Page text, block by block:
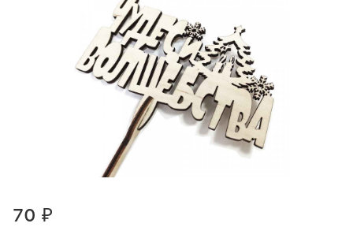
70 ₽